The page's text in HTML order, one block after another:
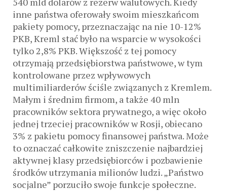
inne państwa oferowały swoim mieszkańcom
pakiety pomocy, przeznaczając na nie 10-12%
PKB, Kreml stać było na wsparcie w wysokości
tylko 2,8% PKB. Większość z tej pomocy
otrzymają przedsiębiorstwa państwowe, w tym
kontrolowane przez wpływowych
multimiliarderów ściśle związanych z Kremlem.
Małym i średnim firmom, a także 40 mln
pracowników sektora prywatnego, a więc około
jednej trzeciej pracowników w Rosji, obiecano
3% z pakietu pomocy finansowej państwa. Może
to oznaczać całkowite zniszczenie najbardziej
aktywnej klasy przedsiębiorców i pozbawienie
środków utrzymania milionów ludzi. „Państwo
socjalne” porzuciło swoje funkcje społeczne.